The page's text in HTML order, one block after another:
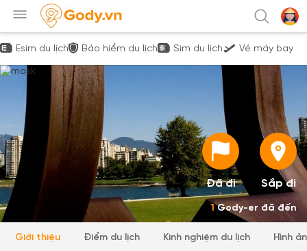
Esim du lịch Bảo hiểm du lịch Sim du lịch Vé máy bay
Đã đi Sắp đi
1 Gody-er đã đến
Giới thiệu Điểm du lịch Kinh nghiệm du lịch Hình